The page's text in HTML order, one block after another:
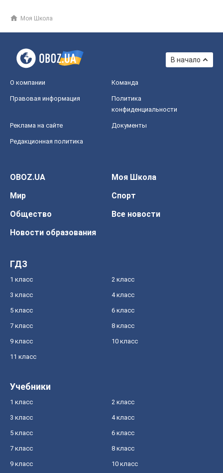
Моя Школа
В начало
О компании Команда
Правовая информация
Политика
конфиденциальности
Реклама на сайте Документы
Редакционная политика
OBOZ.UA
Моя Школа
Мир
Спорт
Общество
Все новости
Новости образования
ГДЗ
1 класс 2 класс
3 класс 4 класс
5 класс 6 класс
7 класс 8 класс
9 класс 10 класс
11 класс
Учебники
1 класс 2 класс
3 класс 4 класс
5 класс 6 класс
7 класс 8 класс
9 класс 10 класс